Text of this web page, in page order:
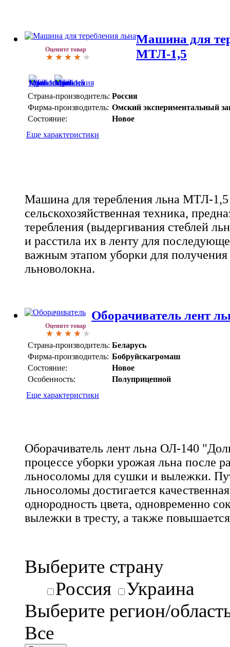
Оцените товар
Машина для
МТЛ-1,5
Страна-производитель: Россия
Фирма-производитель: Омский экспериментальный
Состояние:
Новое
Еще характеристики
Машина для теребления льна МТЛ-1,5
сельскохозяйственная техника,
теребления (выдергивания стеблей
и расстила их в ленту для
важным этапом уборки для получения
льноволокна.
Оцените товар
Оборачиватель лент
Страна-производитель: Беларусь
Фирма-производитель: Бобруйскагромаш
Состояние:
Новое
Особенность:
Полуприцепной
Еще характеристики
Оборачиватель лент льна ОЛ-140
процессе уборки урожая льна после
льносоломы для сушки и вылежки.
льносоломы достигается
однородность цвета, одновременно
вылежки в тресту, а также
Выберите страну
Россия
Украина
Выберите регион/
Все